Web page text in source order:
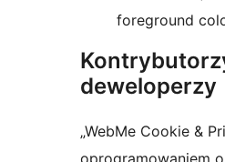
foreground
deweloperzy
„WebMe Cookie &